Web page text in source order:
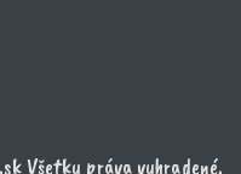
Všetky práva vyhradené.